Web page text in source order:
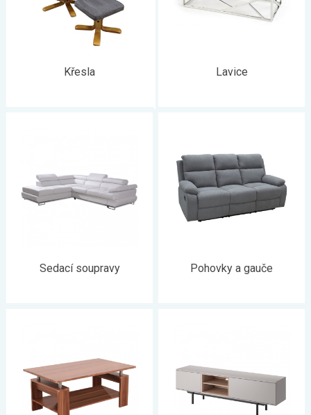
práce, aby všechno ladilo, ale
věřte, že to bude stát za to. U
nás naleznete do obývacího pokoje vše, co potřebujete,pojďte
Křesla Lavice
Sedací soupravy Pohovky a gauče